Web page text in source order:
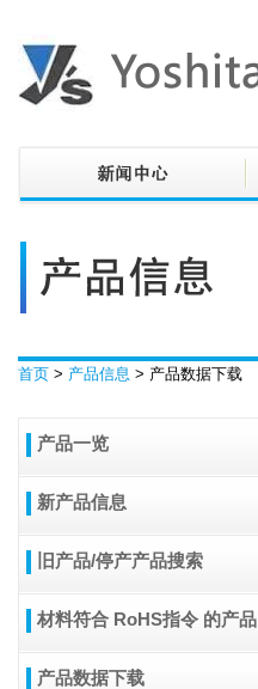
首页 > 产品信息 > 产品数据下载
产品一览
新产品信息
旧产品/停产产品搜索
材料符合 RoHS指令 的产品
产品数据下载